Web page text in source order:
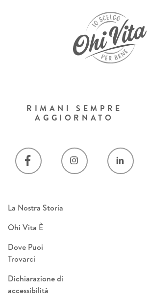
La Nostra Storia
Ohi Vita È
Dove Puoi
Trovarci
Dichiarazione di
accessibilità
RIMANI SEMPRE
AGGIORNATO